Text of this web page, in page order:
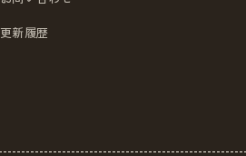
更新履歴